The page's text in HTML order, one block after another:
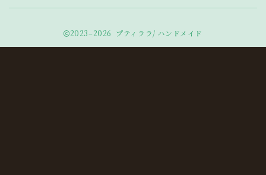
2023–2026 プティララ/ ハンドメイド